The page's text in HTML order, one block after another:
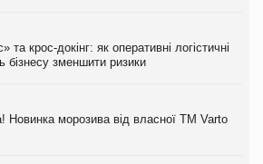
та крос-докінг: як оперативні логістичні
бізнесу зменшити ризики
Новинка морозива від власної ТМ Varto
та крос-докінг: як оперативні логістичні
бізнесу зменшити ризики
Новинка морозива від власної ТМ Varto
у першому півріччі
на 9%